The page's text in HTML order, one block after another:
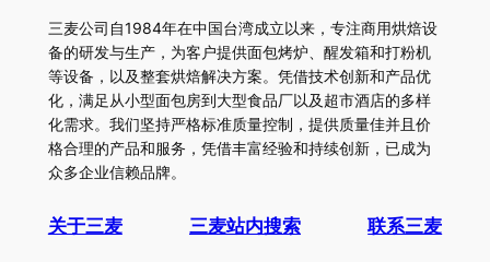
三麦公司自1984年在中国台湾成立以来，专注商用烘焙设
备的研发与生产，为客户提供面包烤炉、醒发箱和打粉机
等设备，以及整套烘焙解决方案。凭借技术创新和产品优
化，满足从小型面包房到大型食品厂以及超市酒店的多样
化需求。我们坚持严格标准质量控制，提供质量佳并且价
格合理的产品和服务，凭借丰富经验和持续创新，已成为
众多企业信赖品牌。
关于三麦 三麦站内搜索 联系三麦